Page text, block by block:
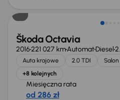
Škoda Octavia
2016221 027 kmAutomatDiesel
Auta krajowe 2.0 TDI Salon
+8 kolejnych
Miesięczna rata
od 286 zł